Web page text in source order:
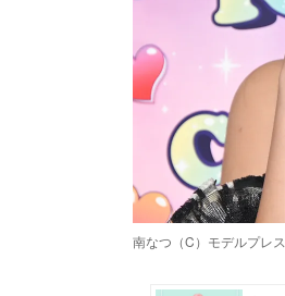
南なつ（C）モデルプレス